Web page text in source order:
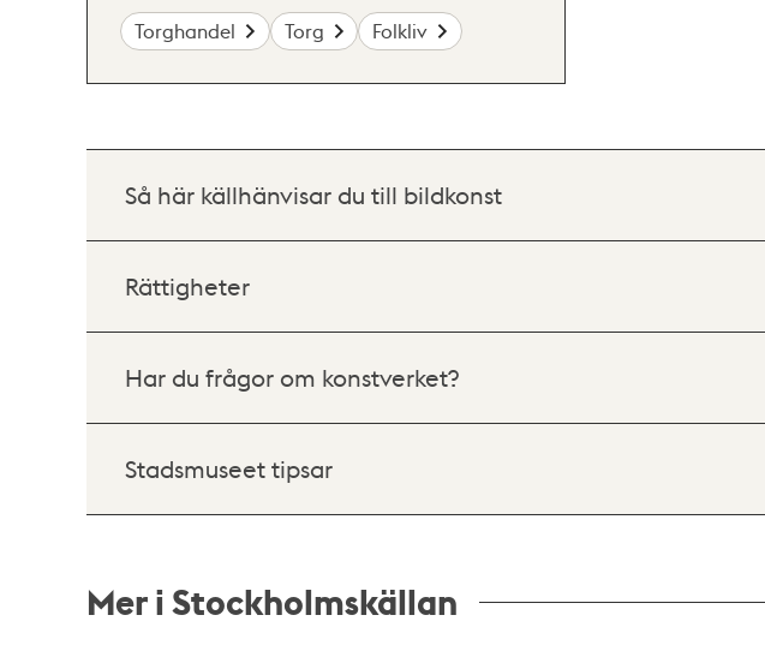
Torghandel Torg Folkliv
Så här källhänvisar du till bildkonst
Rättigheter
Har du frågor om konstverket?
Stadsmuseet tipsar
Mer i Stockholmskällan